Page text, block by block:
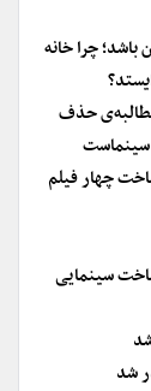
باشد؛ چرا خانه
مطالبه‌ی حذف
سینماست
چهار فیلم
سینمایی